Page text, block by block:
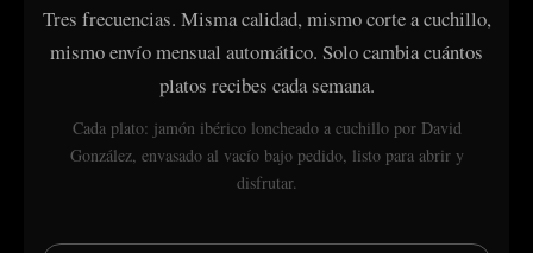
Tres frecuencias. Misma calidad, mismo corte a cuchillo,
mismo envío mensual automático. Solo cambia cuántos
platos recibes cada semana.
Cada plato: jamón ibérico loncheado a cuchillo por David
González, envasado al vacío bajo pedido, listo para abrir y
disfrutar.